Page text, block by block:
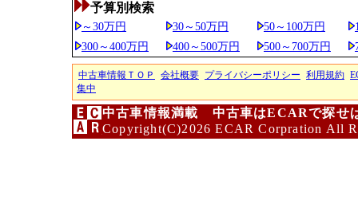
予算別検索
～30万円 30～50万円 50～100万円
300～400万円
400～500万円 500～700万円
中古車情報ＴＯＰ 会社概要 プライバシーポリシー 利用規約
集中
中古車情報満載 中古車はECARで探せ
Copyright(C)2026 ECAR Corpration All